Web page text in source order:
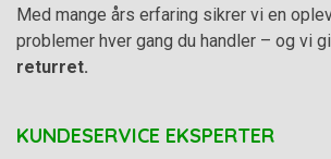
Med mange års erfaring sikrer vi en
problemer hver gang du handler – og vi
returret.
KUNDESERVICE EKSPERTER